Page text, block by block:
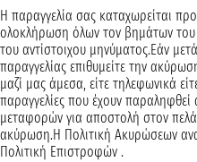
Η παραγγελία σας καταχωρείται
ολοκλήρωση όλων τον βημάτων
του αντίστοιχου μηνύματος.Εάν
παραγγελίας επιθυμείτε την
μαζί μας άμεσα, είτε τηλεφωνικά
παραγγελίες που έχουν
μεταφορών για αποστολή στον
ακύρωση.Η Πολιτική Ακυρώσεων
Πολιτική Επιστροφών .